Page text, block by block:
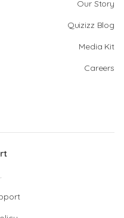
Our Story
Quizizz Blog
Media Kit
Careers